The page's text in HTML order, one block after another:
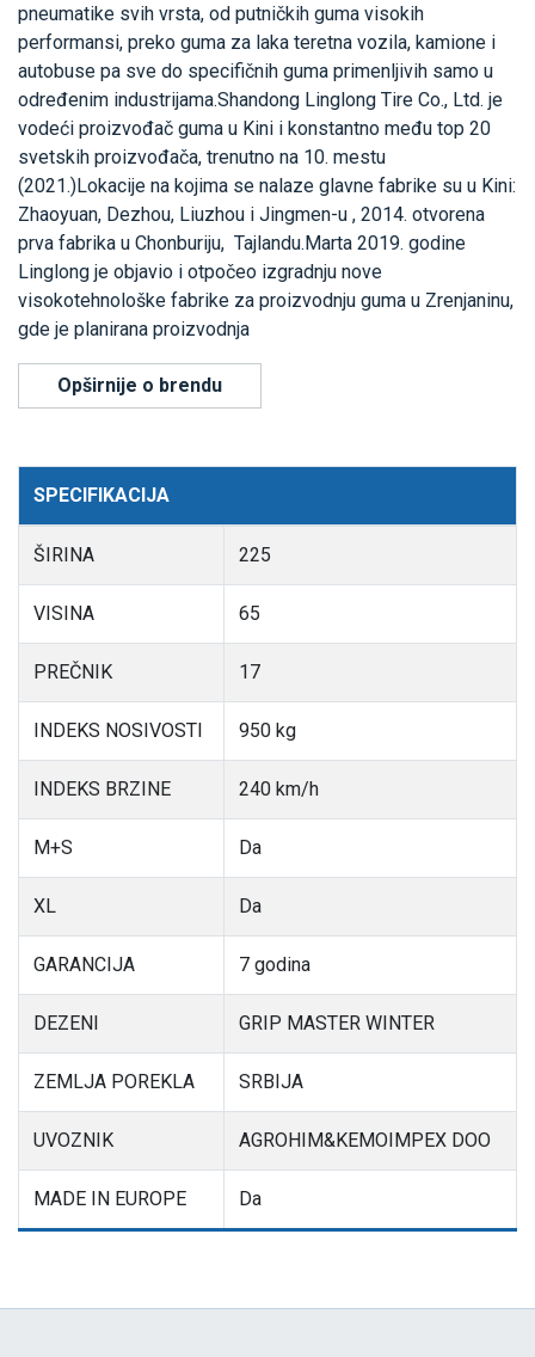
pneumatike svih vrsta, od putničkih guma visokih
performansi, preko guma za laka teretna vozila, kamione i
autobuse pa sve do specifičnih guma primenljivih samo u
određenim industrijama.Shandong Linglong Tire Co., Ltd. je
vodeći proizvođač guma u Kini i konstantno među top 20
svetskih proizvođača, trenutno na 10. mestu
(2021.)Lokacije na kojima se nalaze glavne fabrike su u Kini:
Zhaoyuan, Dezhou, Liuzhou i Jingmen-u , 2014. otvorena
prva fabrika u Chonburiju, Tajlandu.Marta 2019. godine
Linglong je objavio i otpočeo izgradnju nove
visokotehnološke fabrike za proizvodnju guma u Zrenjaninu,
gde je planirana proizvodnja
Opširnije o brendu
SPECIFIKACIJA
ŠIRINA 225
VISINA 65
PREČNIK 17
INDEKS NOSIVOSTI 950 kg
INDEKS BRZINE 240 km/h
M+S Da
XL Da
GARANCIJA 7 godina
DEZENI GRIP MASTER WINTER
ZEMLJA POREKLA SRBIJA
UVOZNIK AGROHIM&KEMOIMPEX DOO
MADE IN EUROPE Da